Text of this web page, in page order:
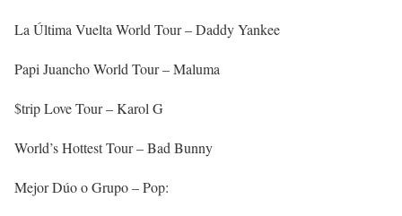
La Última Vuelta World Tour – Daddy Yankee
Papi Juancho World Tour – Maluma
$trip Love Tour – Karol G
World’s Hottest Tour – Bad Bunny
Mejor Dúo o Grupo – Pop: